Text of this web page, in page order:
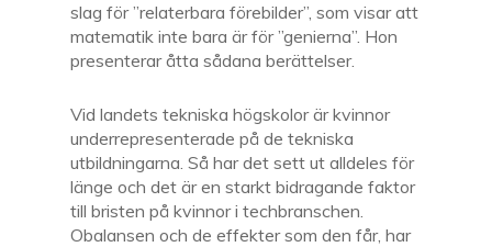
slag för ”relaterbara förebilder”, som visar att
matematik inte bara är för ”genierna”. Hon
presenterar åtta sådana berättelser.
Vid landets tekniska högskolor är kvinnor
underrepresenterade på de tekniska
utbildningarna. Så har det sett ut alldeles för
länge och det är en starkt bidragande faktor
till bristen på kvinnor i techbranschen.
Obalansen och de effekter som den får, har